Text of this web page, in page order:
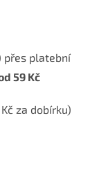
přes platební
59 Kč
za dobírku)